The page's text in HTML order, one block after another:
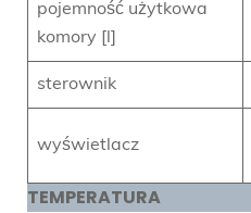
pojemność użytkowa
komory [l]
sterownik
wyświetlacz
TEMPERATURA